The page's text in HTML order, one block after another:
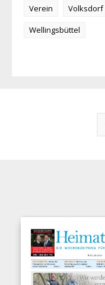
Verein
Volksdorf
Wellingsbüttel